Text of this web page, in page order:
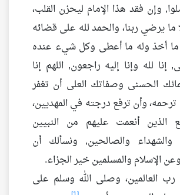
وإن فقد هذا الإمام ليحزن القلب،
ما يرضي ربنا، والحمد لله على قضائه
ما أخذ وله ما أعطى وكل شيء عنده
لله وإنا إليه راجعون, اللهم إنا
الحسنى وصفاتك العلى أن تغفر
وأن ترفع درجته في المهديين،
الذين أنعمت عليهم من النبيين
والشهداء والصالحين, ونسألك أن
الإسلام والمسلمين خير الجزاء.
رب العالمين، وصلى الله وسلم على